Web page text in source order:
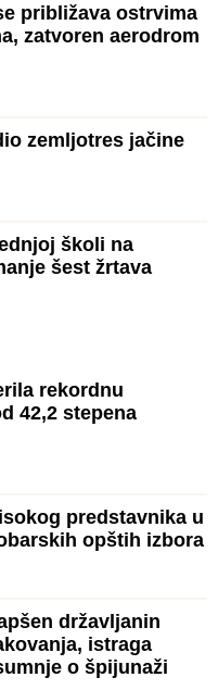
približava ostrvima
zatvoren aerodrom
zemljotres jačine
školi na
šest žrtava
rekordnu
42,2 stepena
predstavnika u
opštih izbora
državljanin
istraga
o špijunaži